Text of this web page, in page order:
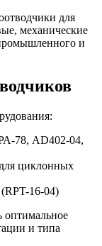
для
механические
и
78, AD402-04,
циклонных
16-04)
оптимальное
и типа